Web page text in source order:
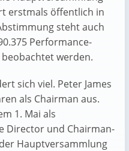
erstmals öffentlich in
steht auch
Performance-
werden.
sich viel. Peter James
als Chairman aus.
1. Mai als
Director und Chairman-
Hauptversammlung